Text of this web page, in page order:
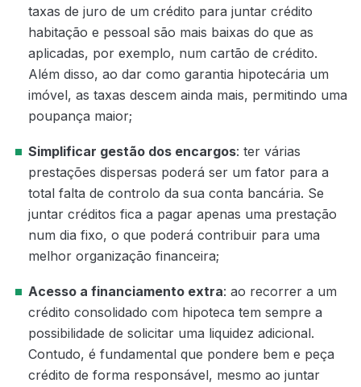
taxas de juro de um crédito para juntar crédito
habitação e pessoal são mais baixas do que as
aplicadas, por exemplo, num cartão de crédito.
Além disso, ao dar como garantia hipotecária um
imóvel, as taxas descem ainda mais, permitindo uma
poupança maior;
Simplificar gestão dos encargos: ter várias
prestações dispersas poderá ser um fator para a
total falta de controlo da sua conta bancária. Se
juntar créditos fica a pagar apenas uma prestação
num dia fixo, o que poderá contribuir para uma
melhor organização financeira;
Acesso a financiamento extra: ao recorrer a um
crédito consolidado com hipoteca tem sempre a
possibilidade de solicitar uma liquidez adicional.
Contudo, é fundamental que pondere bem e peça
crédito de forma responsável, mesmo ao juntar